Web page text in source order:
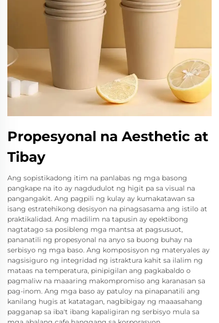
Propesyonal na Aesthetic at
Tibay
Ang sopistikadong itim na panlabas ng mga basong
pangkape na ito ay nagdudulot ng higit pa sa visual na
pangangakit. Ang pagpili ng kulay ay kumakatawan sa
isang estratehikong desisyon na pinagsasama ang istilo at
praktikalidad. Ang madilim na tapusin ay epektibong
nagtatago sa posibleng mga mantsa at pagsusuot,
pananatili ng propesyonal na anyo sa buong buhay na
serbisyo ng mga baso. Ang komposisyon ng materyales ay
nagsisiguro ng integridad ng istraktura kahit sa ilalim ng
mataas na temperatura, pinipigilan ang pagkabaldo o
pagmaliw na maaaring makompromiso ang karanasan sa
pag-inom. Ang mga baso ay patuloy na pinapanatili ang
kanilang hugis at katatagan, nagbibigay ng maaasahang
pagganap sa iba't ibang kapaligiran ng serbisyo mula sa